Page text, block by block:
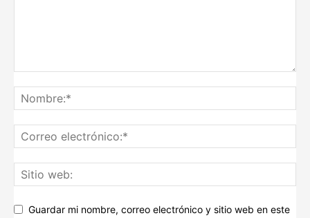
Guardar mi nombre, correo electrónico y sitio web en este